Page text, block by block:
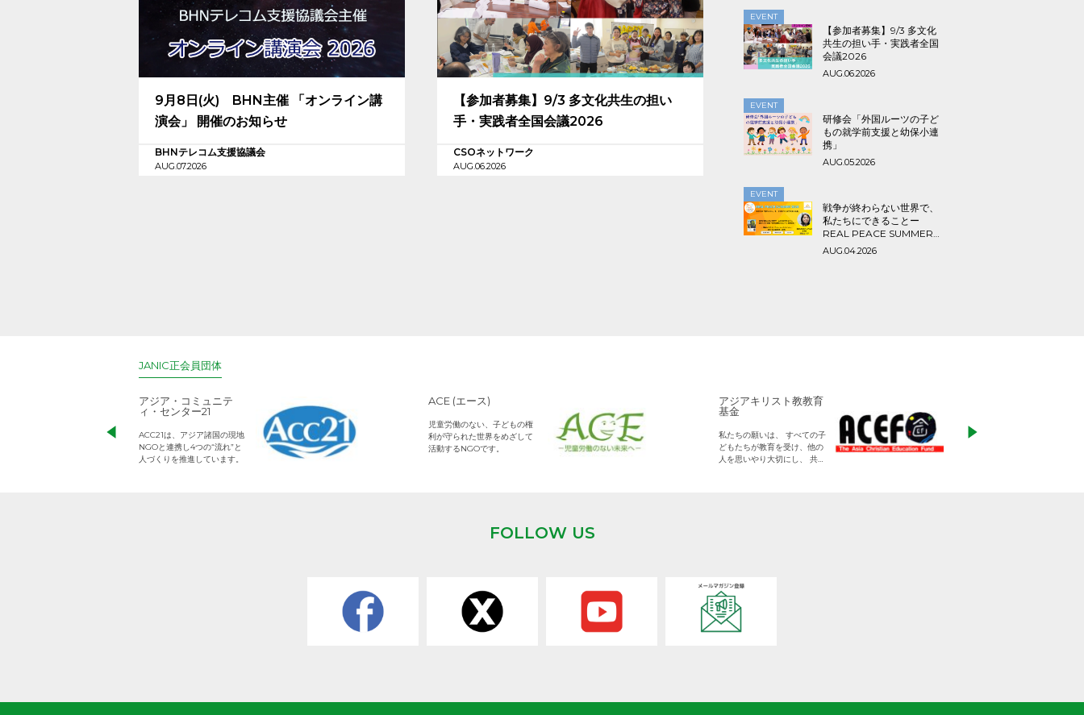
9月8日(火) BHN主催 「オンライン講
演会」 開催のお知らせ
BHNテレコム支援協議会
AUG.07.2026
【参加者募集】9/3 多文化共生の担い
手・実践者全国会議2026
CSOネットワーク
AUG.06.2026
EVENT
【参加者募集】9/3 多文化
共生の担い手・実践者全国
会議2026
AUG.06.2026
EVENT
研修会「外国ルーツの子ど
もの就学前支援と幼保小連
携」
AUG.05.2026
EVENT
戦争が終わらない世界で、
私たちにできることー
REAL PEACE SUMMER
2026
AUG.04.2026
JANIC正会員団体
アジア・コミュニテ
ィ・センター21
ACC21は、アジア諸国の現地
NGOと連携し4つの“流れ”と
人づくりを推進しています。
ACE (エース)
児童労働のない、子どもの権
利が守られた世界をめざして
活動するNGOです。
アジアキリスト教教育
基金
私たちの願いは、 すべての子
どもたちが教育を受け、他の
人を思いやり大切にし、 共に
FOLLOW US